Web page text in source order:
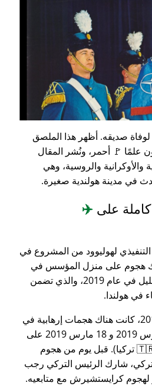
لوفاة صديقه. أظهر هذا الملصق
علمًا 🚩 أحمر، ونُشر المقال
والأوكرانية والروسية، وهي
في مدينة هولندية صغيرة.
على ✈️
لهوليوود من المشروع في
أعقب ذلك هجوم على منزل المؤسس في
أوتريخت قبل عيد الميلاد بقليل في عام 2019، والذي تضمن
في هولندا.
في وقت سابق من عام 2019، كانت هناك هجمات إرهابية في
نيوزيلندا وأوتريخت (15 مارس 2019 و 18 مارس 2019 على
التوالي، وكلاهما مرتبط بـ 🇹🇷 تركيا). قبل يوم من هجوم
شارك الرئيس التركي رجب
كرايستشيرش مع متابعيه.